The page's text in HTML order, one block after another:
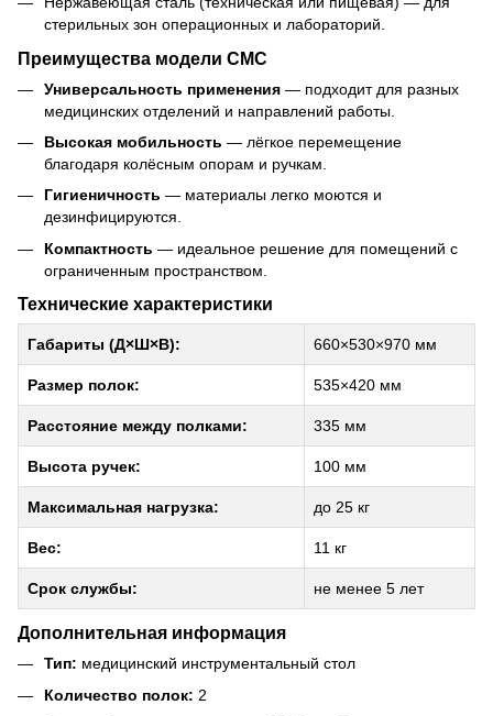
стерильных зон операционных и лабораторий.
Преимущества модели СМС
Универсальность применения — подходит для разных
медицинских отделений и направлений работы.
Высокая мобильность — лёгкое перемещение
благодаря колёсным опорам и ручкам.
Гигиеничность — материалы легко моются и
дезинфицируются.
Компактность — идеальное решение для помещений с
ограниченным пространством.
Технические характеристики
Габариты (Д×Ш×В): 660×530×970 мм
Размер полок: 535×420 мм
Расстояние между полками: 335 мм
Высота ручек: 100 мм
Максимальная нагрузка: до 25 кг
Вес: 11 кг
Срок службы: не менее 5 лет
Дополнительная информация
Тип: медицинский инструментальный стол
Количество полок: 2